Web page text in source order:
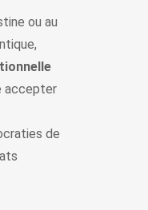
ou au
accepter
de